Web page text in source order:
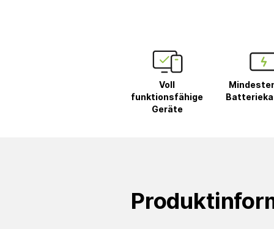
Voll
funktionsfähige
Geräte